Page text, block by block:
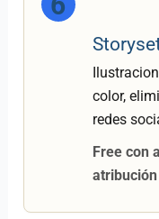
color,
redes
Free con
atribución